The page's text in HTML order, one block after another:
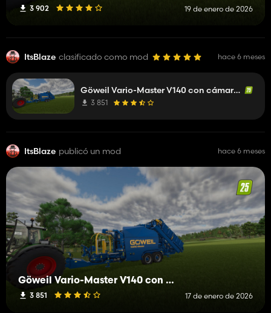
3 902 19 de enero de 2026
ItsBlaze clasificado como mod hace 6 meses
Göweil Vario-Master V140 con cámaras
3 851
ItsBlaze publicó un mod hace 6 meses
Göweil Vario-Master V140 con cámaras
3 851 17 de enero de 2026